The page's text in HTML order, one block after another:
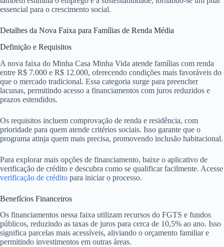
essencial para o crescimento social.
Detalhes da Nova Faixa para Famílias de Renda Média
Definição e Requisitos
A nova faixa do Minha Casa Minha Vida atende famílias com renda
entre R$ 7.000 e R$ 12.000, oferecendo condições mais favoráveis do
que o mercado tradicional. Essa categoria surge para preencher
lacunas, permitindo acesso a financiamentos com juros reduzidos e
prazos estendidos.
Os requisitos incluem comprovação de renda e residência, com
prioridade para quem atende critérios sociais. Isso garante que o
programa atinja quem mais precisa, promovendo inclusão habitacional.
Para explorar mais opções de financiamento, baixe o aplicativo de
verificação de crédito e descubra como se qualificar facilmente. Acesse
verificação de crédito para iniciar o processo.
Benefícios Financeiros
Os financiamentos nessa faixa utilizam recursos do FGTS e fundos
públicos, reduzindo as taxas de juros para cerca de 10,5% ao ano. Isso
significa parcelas mais acessíveis, aliviando o orçamento familiar e
permitindo investimentos em outras áreas.